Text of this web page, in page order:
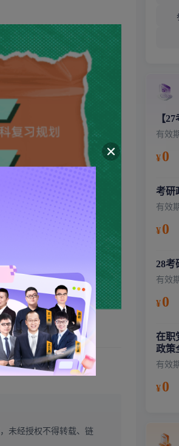
未经授权不得转载、链
【
有效
¥0
考研
有效
¥0
28考
有效
¥0
在职
政策
有效
¥0